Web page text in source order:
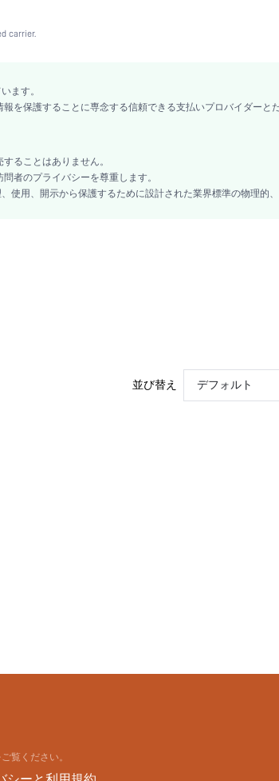
, ケーブルニット
ト, ファンタジー:エレンガントスタイル, カジュアル:カジュアル
ッチ
carrier.
ます。
報を保護することに専念する信頼できる支払いプロバイダーと
ることはありません。
者のプライバシーを尊重します。
使用、開示から保護するために設計された業界標準の物理的
並び替え デフォルト
覧ください。